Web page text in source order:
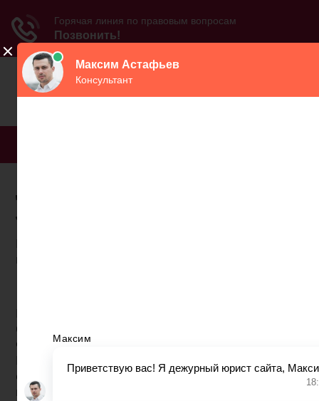
Досрочная пенсия
лаборанта химика
на указанный вами e-mail.
Отделением Пенсионного фонда Российской
Федерации по Свердловской области Ольгой
Васильевной Шубиной о досрочном пенсионном
обеспечении работников химической отрасли
промышленности.